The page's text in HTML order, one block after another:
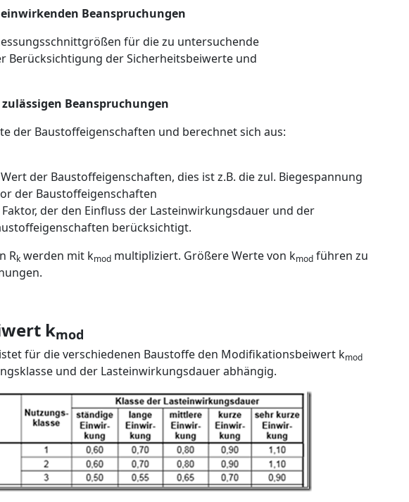
Beanspruchungen
für die zu untersuchende
Berücksichtigung der Sicherheitsbeiwerte und
Beanspruchungen
der Baustoffeigenschaften und berechnet sich aus:
der Baustoffeigenschaften, dies ist z.B. die zul. Biegespannung
der Baustoffeigenschaften
der den Einfluss der Lasteinwirkungsdauer und der
berücksichtigt.
Rk werden mit kmod multipliziert. Größere Werte von kmod führen zu
kmod
für die verschiedenen Baustoffe den Modifikationsbeiwert kmod
und der Lasteinwirkungsdauer abhängig.